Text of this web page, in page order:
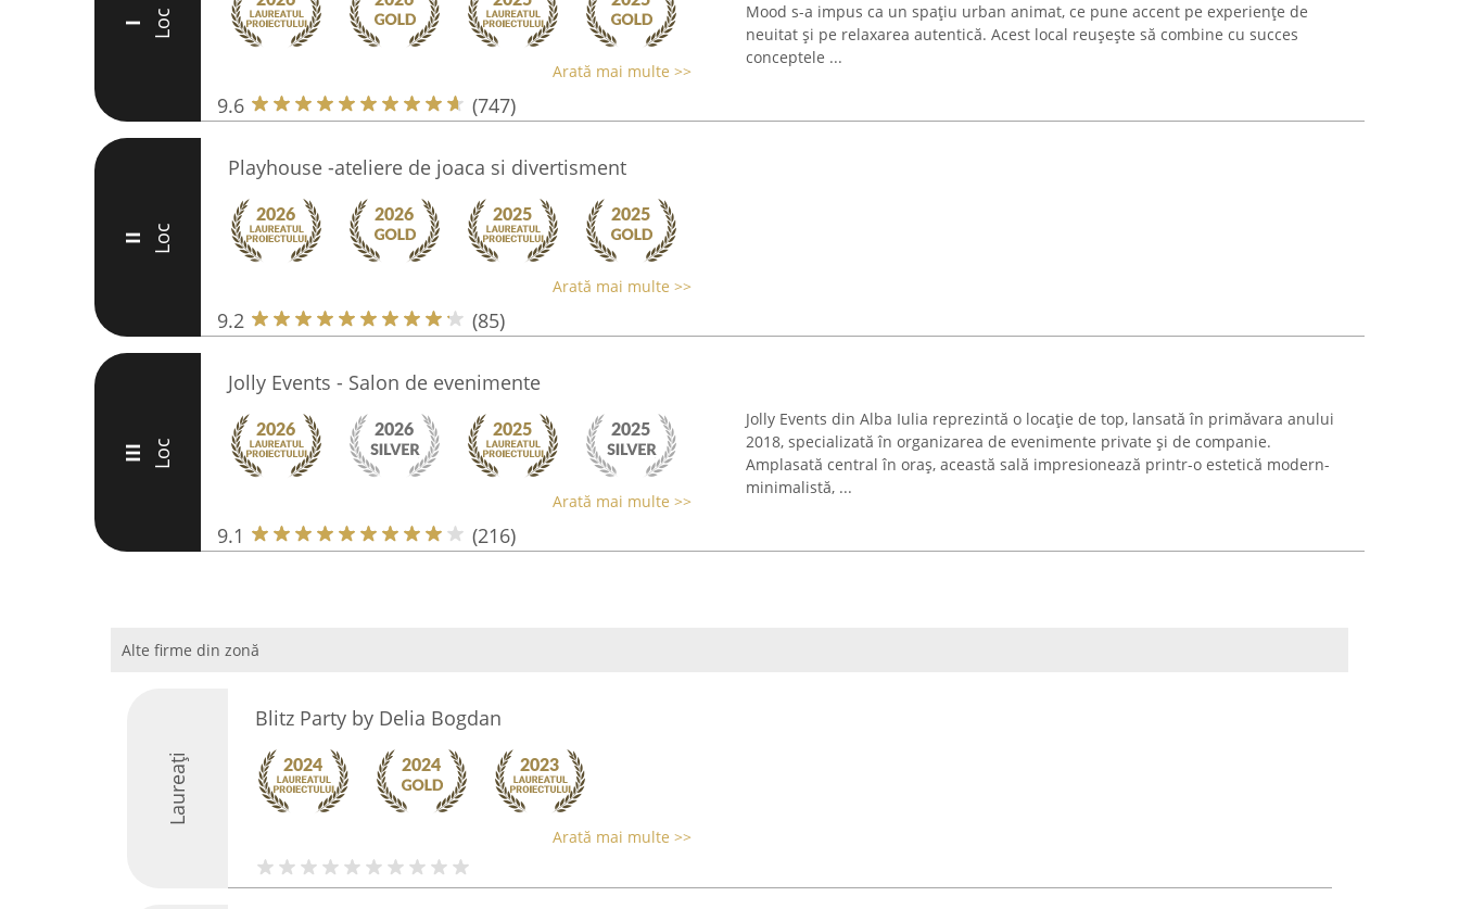
I Loc
Arată mai multe >>
9.6 (747)
Mood s-a impus ca un spațiu urban animat, ce pune accent pe experiențe de
neuitat și pe relaxarea autentică. Acest local reușește să combine cu succes
conceptele ...
II Loc
Playhouse -ateliere de joaca si divertisment
Arată mai multe >>
9.2 (85)
III Loc
Jolly Events - Salon de evenimente
Arată mai multe >>
9.1 (216)
Jolly Events din Alba Iulia reprezintă o locație de top, lansată în primăvara anului
2018, specializată în organizarea de evenimente private și de companie.
Amplasată central în oraș, această sală impresionează printr-o estetică modern-
minimalistă, ...
Alte firme din zonă
Laureați
Blitz Party by Delia Bogdan
Arată mai multe >>